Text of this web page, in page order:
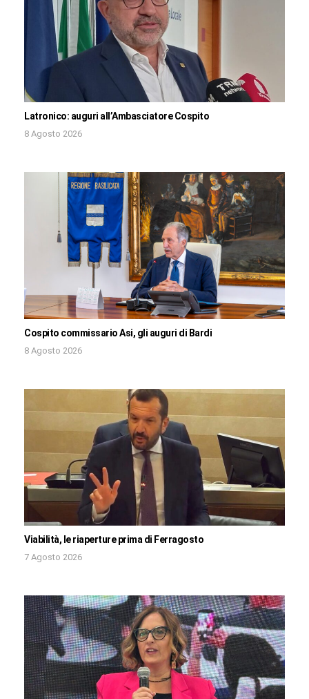
Latronico: auguri all’Ambasciatore Cospito
8 Agosto 2026
Cospito commissario Asi, gli auguri di Bardi
8 Agosto 2026
Viabilità, le riaperture prima di Ferragosto
7 Agosto 2026